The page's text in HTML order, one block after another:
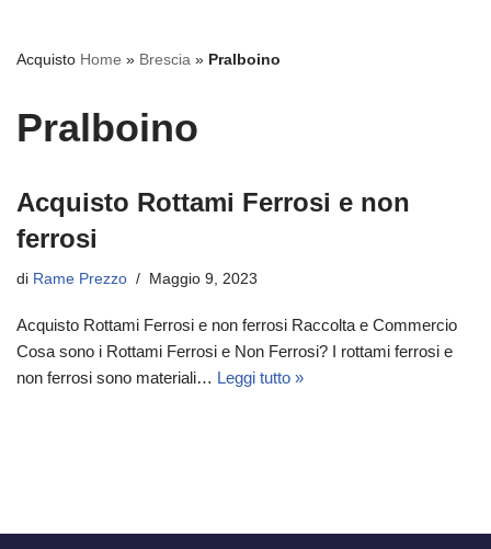
Acquisto Home » Brescia » Pralboino
Pralboino
Acquisto Rottami Ferrosi e non
ferrosi
di Rame Prezzo Maggio 9, 2023
Acquisto Rottami Ferrosi e non ferrosi Raccolta e Commercio
Cosa sono i Rottami Ferrosi e Non Ferrosi? I rottami ferrosi e
non ferrosi sono materiali… Leggi tutto »